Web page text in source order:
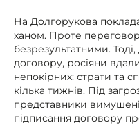
На Долгорукова
ханом. Проте
безрезультатними.
договору, росіяни
непокірних: страти та
кілька тижнів. Під
представники
підписання договору